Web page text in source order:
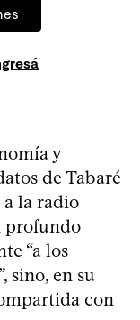
y
de Tabaré
a la radio
profundo
“a los
sino, en su
con